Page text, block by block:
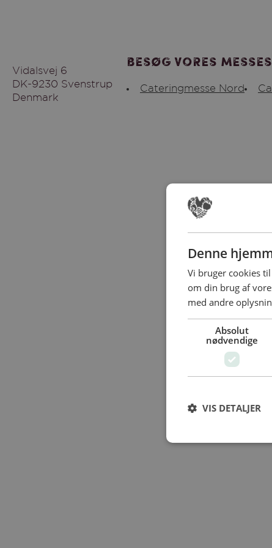
Vidalsvej 6
DK-9230 Svenstrup
Denmark
Besøg vores
Cateringmesse Nord
Denne
Vi bruger cookies
om din brug af
med andre
Absolut
nødvendige
VIS DETALJER